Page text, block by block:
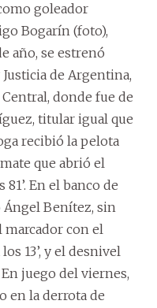
goleador
Bogarín (foto),
año, se estrenó
de Argentina,
donde fue de
titular igual que
recibió la pelota
que abrió el
En el banco de
Ángel Benítez, sin
marcador con el
13’, y el desnivel
En juego del viernes,
en la derrota de